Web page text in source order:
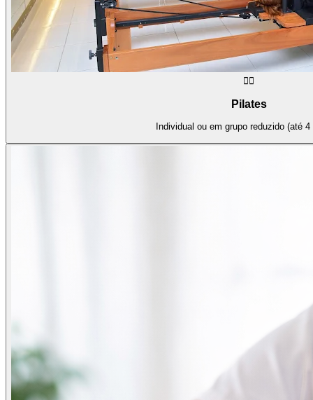
🧘‍♀️
Pilates
Individual ou em grupo reduzido (até 4